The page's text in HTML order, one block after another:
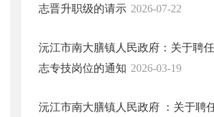
志晋升职级的请示 2026-07-22
沅江市南大膳镇人民政府：关于聘
志专技岗位的通知 2026-03-19
沅江市南大膳镇人民政府 ：关于聘